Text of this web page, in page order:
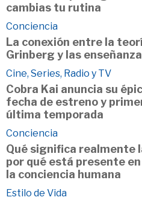
cambias tu rutina
Conciencia
La conexión entre la
Grinberg y las
Cine, Series, Radio y TV
Cobra Kai anuncia su
fecha de estreno y
última temporada
Conciencia
Qué significa realmente
por qué está presente
la conciencia humana
Estilo de Vida